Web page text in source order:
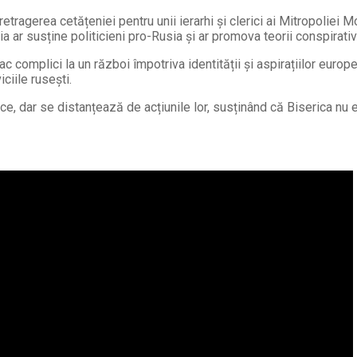
cetățeniei pentru unii ierarhi și clerici ai Mitropoliei
ar susține politicieni pro-Rusia și ar promova teorii
complici la un război împotriva identității și aspirațiilor
rusești.
dar se distanțează de acțiunile lor, susținând că Biserica